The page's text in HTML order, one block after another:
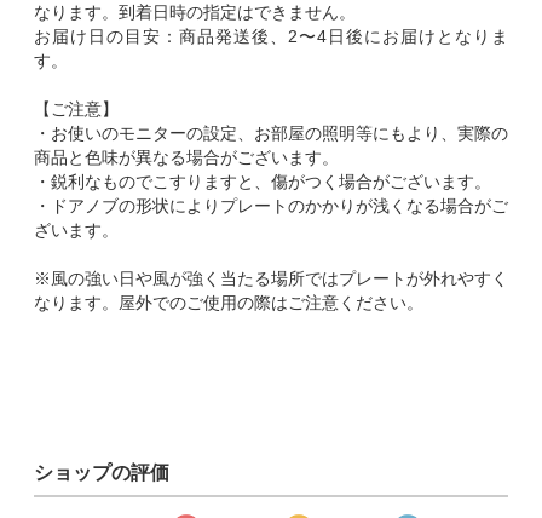
なります。到着日時の指定はできません。
お届け日の目安：商品発送後、2〜4日後にお届けとなりま
す。
【ご注意】
・お使いのモニターの設定、お部屋の照明等にもより、実際の
商品と色味が異なる場合がございます。
・鋭利なものでこすりますと、傷がつく場合がございます。
・ドアノブの形状によりプレートのかかりが浅くなる場合がご
ざいます。
※風の強い日や風が強く当たる場所ではプレートが外れやすく
なります。屋外でのご使用の際はご注意ください。
ショップの評価